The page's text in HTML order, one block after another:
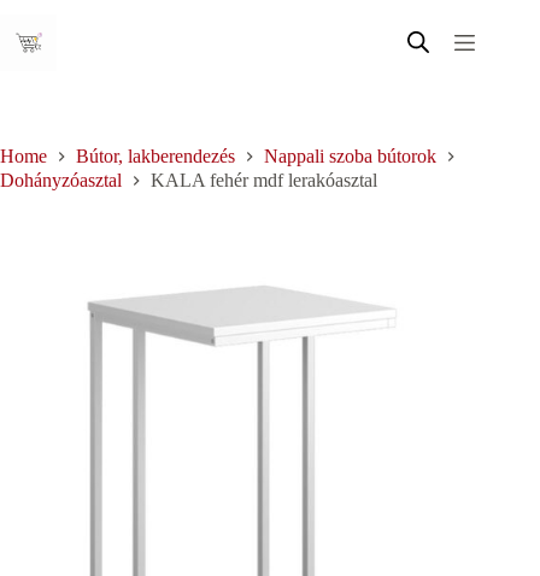
content
Home Bútor, lakberendezés
Nappali szoba bútorok
Dohányzóasztal
KALA fehér mdf lerakóasztal